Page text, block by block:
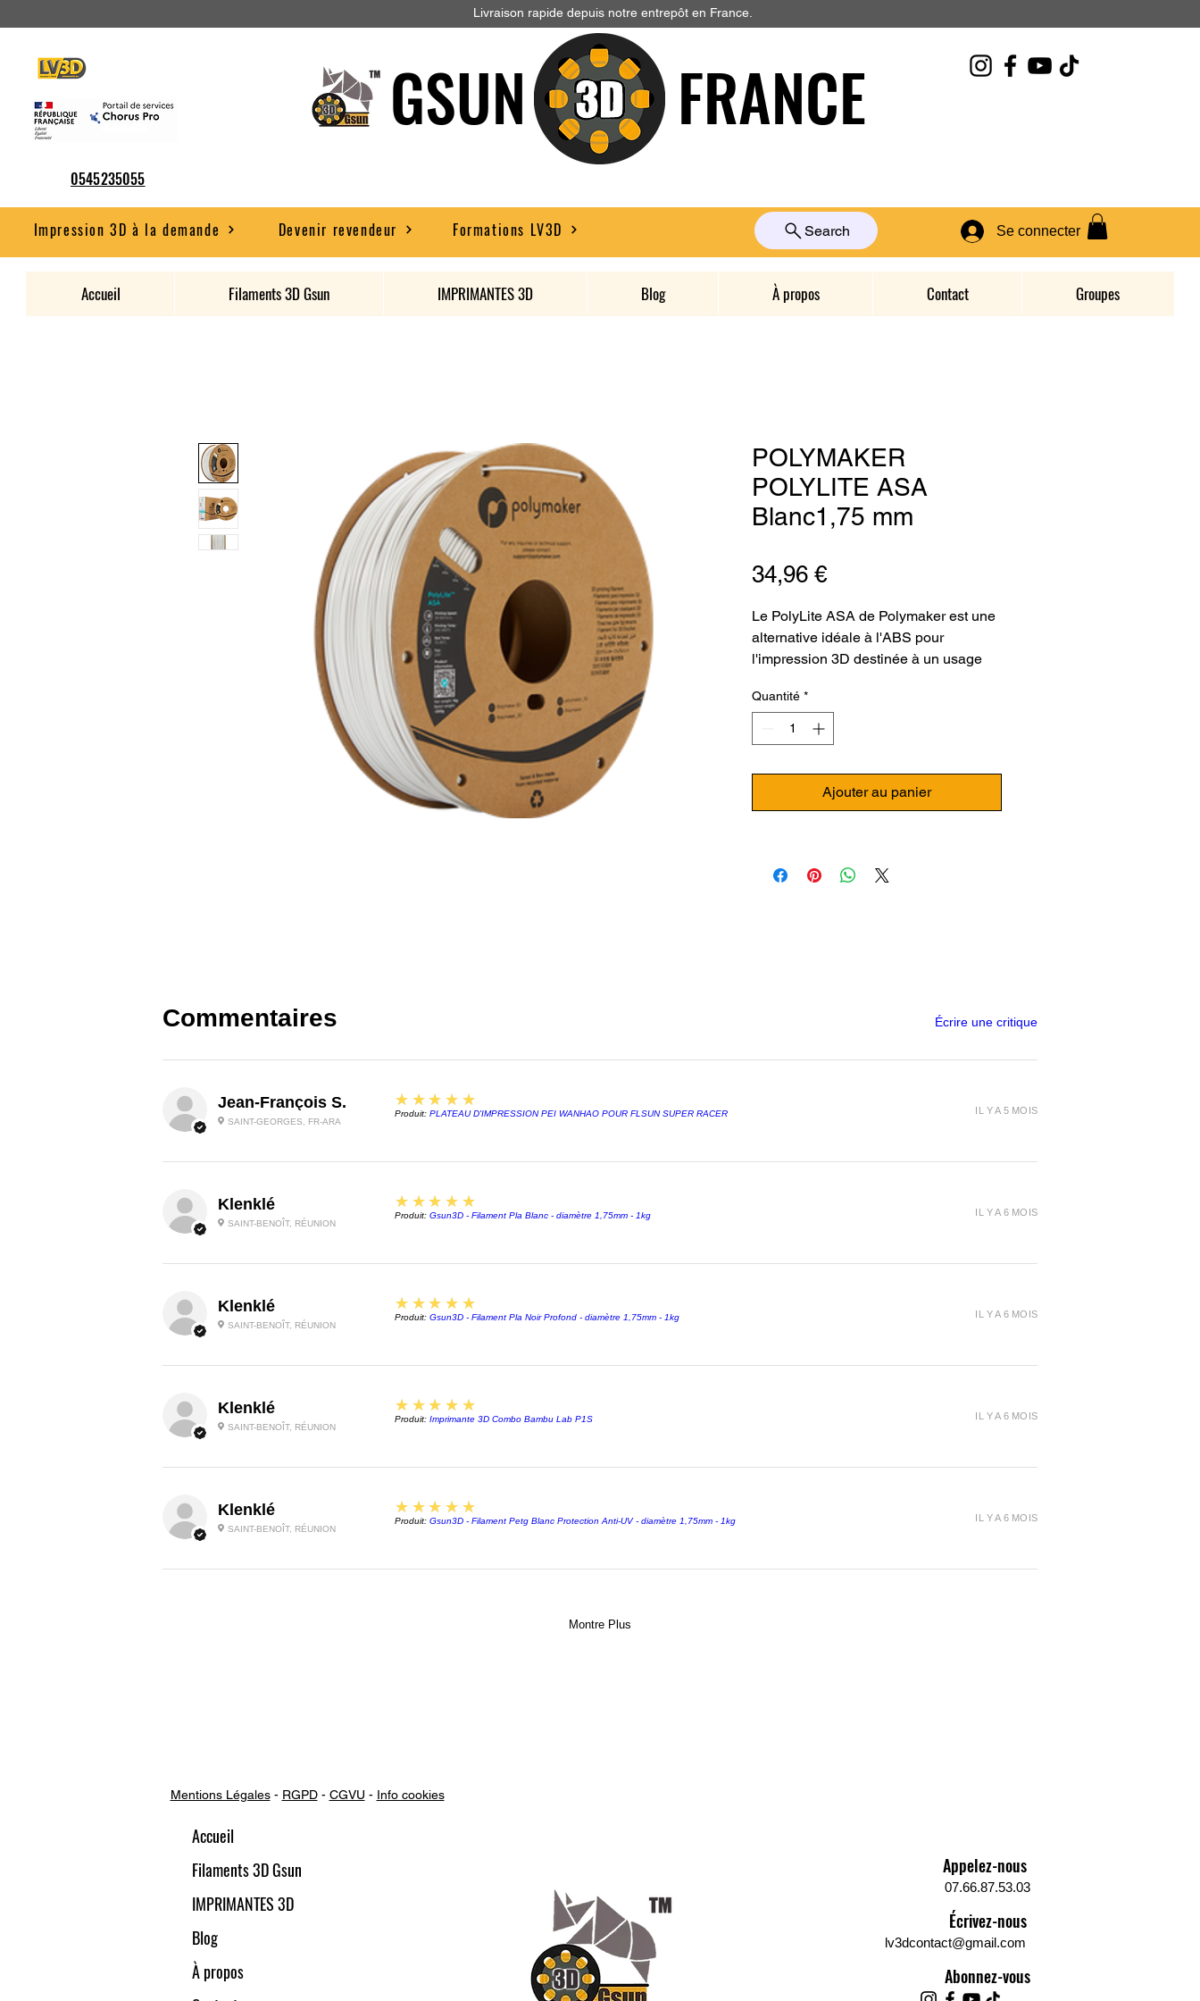
Livraison rapide depuis notre entrepôt en France.
0545235055
GSUN FRANCE
Impression 3D à la demande Devenir revendeur Formations LV3D Se connecter
Search
Accueil Filaments 3D Gsun IMPRIMANTES 3D Blog À propos Contact Groupes
POLYMAKER
POLYLITE ASA
Blanc1,75 mm
34,96 €Prix
Le PolyLite ASA de Polymaker est une
alternative idéale à l'ABS pour
l'impression 3D destinée à un usage
Polymaker offre une excellente
résistance aux hautes températures,
aux UV et à l'humidité. Le PolyLite ASA
mécaniques et assure une bonne
adhésion entre les couches. Disponible
proposé en bobines de carton de 1kg
Quantité *
Ajouter au panier
Commentaires Écrire une critique
Jean-François S.
SAINT-GEORGES, FR-ARA
5
★★★★★
Produit: PLATEAU D'IMPRESSION PEI WANHAO POUR FLSUN SUPER RACER IL Y A 5 MOIS
Klenklé
SAINT-BENOÎT, RÉUNION
5
★★★★★
Produit: Gsun3D - Filament Pla Blanc - diamètre 1,75mm - 1kg IL Y A 6 MOIS
Klenklé
SAINT-BENOÎT, RÉUNION
5
★★★★★
Produit: Gsun3D - Filament Pla Noir Profond - diamètre 1,75mm - 1kg IL Y A 6 MOIS
Klenklé
SAINT-BENOÎT, RÉUNION
5
★★★★★
Produit: Imprimante 3D Combo Bambu Lab P1S IL Y A 6 MOIS
Klenklé
SAINT-BENOÎT, RÉUNION
5
★★★★★
Produit: Gsun3D - Filament Petg Blanc Protection Anti-UV - diamètre 1,75mm - 1kg IL Y A 6 MOIS
Montre Plus
Mentions Légales- RGPD- CGVU - Info cookies
Accueil
Filaments 3D Gsun
IMPRIMANTES 3D
Blog
À propos
Appelez-nous
07.66.87.53.03
Écrivez-nous
lv3dcontact@gmail.com
Abonnez-vous